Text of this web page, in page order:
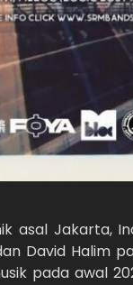
asal Jakarta,
David Halim
pada awal